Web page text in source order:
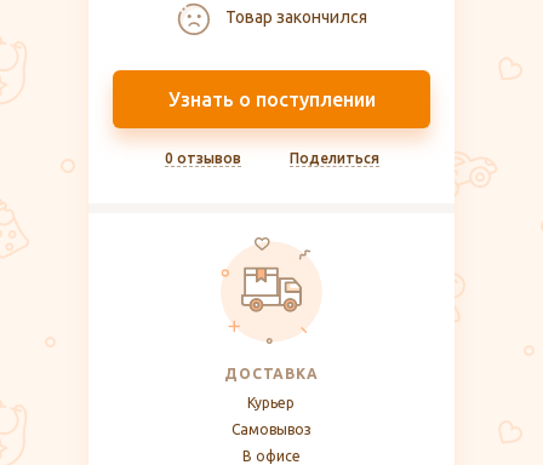
Товар закончился
Узнать о поступлении
0 отзывов Поделиться
ДОСТАВКА
Курьер
Самовывоз
В офисе